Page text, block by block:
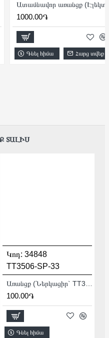
1000.00֏
Գնել հիմա Հարց տվեք
Կոդ: 34848
TT3506-SP-33
100.00֏
Գնել հիմա